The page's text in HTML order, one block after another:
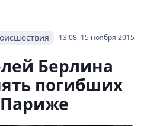
13:08, 15 ноября 2015
Берлина
погибших
Париже